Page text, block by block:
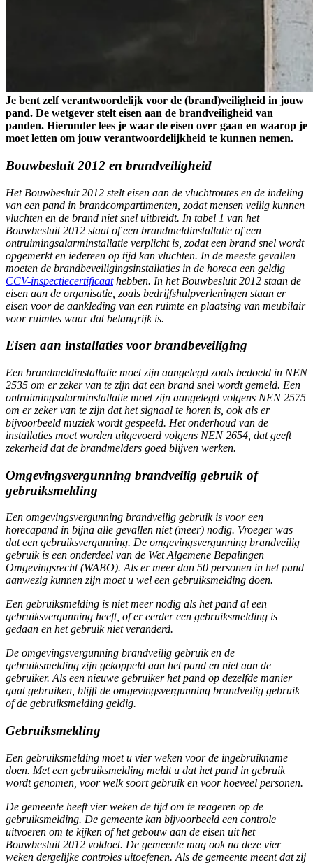
Je bent zelf verantwoordelijk voor de (brand)veiligheid in jouw
pand. De wetgever stelt eisen aan de brandveiligheid van
panden. Hieronder lees je waar de eisen over gaan en waarop je
moet letten om jouw verantwoordelijkheid te kunnen nemen.
Bouwbesluit 2012 en brandveiligheid
Het Bouwbesluit 2012 stelt eisen aan de vluchtroutes en de indeling
van een pand in brandcompartimenten, zodat mensen veilig kunnen
vluchten en de brand niet snel uitbreidt. In tabel 1 van het
Bouwbesluit 2012 staat of een brandmeldinstallatie of een
ontruimingsalarminstallatie verplicht is, zodat een brand snel wordt
opgemerkt en iedereen op tijd kan vluchten. In de meeste gevallen
moeten de brandbeveiligingsinstallaties in de horeca een geldig
CCV-inspectiecertificaathebben. In het Bouwbesluit 2012 staan de
eisen aan de organisatie, zoals bedrijfshulpverleningen staan er
eisen voor de aankleding van een ruimte en plaatsing van meubilair
voor ruimtes waar dat belangrijk is.
Eisen aan installaties voor brandbeveiliging
Een brandmeldinstallatie moet zijn aangelegd zoals bedoeld in NEN
2535 om er zeker van te zijn dat een brand snel wordt gemeld. Een
ontruimingsalarminstallatie moet zijn aangelegd volgens NEN 2575
om er zeker van te zijn dat het signaal te horen is, ook als er
bijvoorbeeld muziek wordt gespeeld. Het onderhoud van de
installaties moet worden uitgevoerd volgens NEN 2654, dat geeft
zekerheid dat de brandmelders goed blijven werken.
Omgevingsvergunning brandveilig gebruik of
gebruiksmelding
Een omgevingsvergunning brandveilig gebruik is voor een
horecapand in bijna alle gevallen niet (meer) nodig. Vroeger was
dat een gebruiksvergunning. De omgevingsvergunning brandveilig
gebruik is een onderdeel van de Wet Algemene Bepalingen
Omgevingsrecht (WABO). Als er meer dan 50 personen in het pand
aanwezig kunnen zijn moet u wel een gebruiksmelding doen.
Een gebruiksmelding is niet meer nodig als het pand al een
gebruiksvergunning heeft, of er eerder een gebruiksmelding is
gedaan en het gebruik niet veranderd.
De omgevingsvergunning brandveilig gebruik en de
gebruiksmelding zijn gekoppeld aan het pand en niet aan de
gebruiker. Als een nieuwe gebruiker het pand op dezelfde manier
gaat gebruiken, blijft de omgevingsvergunning brandveilig gebruik
of de gebruiksmelding geldig.
Gebruiksmelding
Een gebruiksmelding moet u vier weken voor de ingebruikname
doen. Met een gebruiksmelding meldt u dat het pand in gebruik
wordt genomen, voor welk soort gebruik en voor hoeveel personen.
De gemeente heeft vier weken de tijd om te reageren op de
gebruiksmelding. De gemeente kan bijvoorbeeld een controle
uitvoeren om te kijken of het gebouw aan de eisen uit het
Bouwbesluit 2012 voldoet. De gemeente mag ook na deze vier
weken dergelijke controles uitoefenen. Als de gemeente meent dat zij